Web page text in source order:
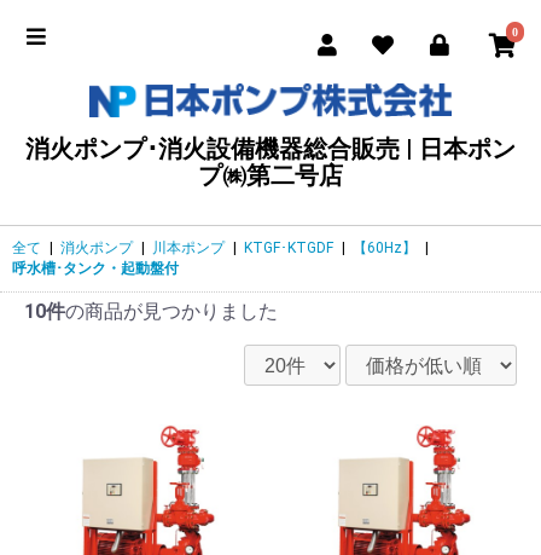
0
消火ポンプ･消火設備機器総合販売 | 日本ポン
プ㈱第二号店
全て | 消火ポンプ | 川本ポンプ | KTGF･KTGDF | 【60Hz】
|
呼水槽･タンク・起動盤付
10件の商品が見つかりました